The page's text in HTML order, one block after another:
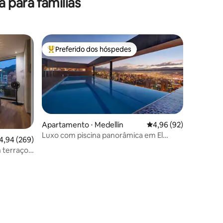
de uma avaliação média de 5, 269 avaliações
(269)
terraço
Entre os melhores preferidos dos hóspedes
Preferido dos hóspedes
Apartamento ⋅ Medellín 4,96 de uma
4,96 (92)
Luxo com piscina panorâmica em El